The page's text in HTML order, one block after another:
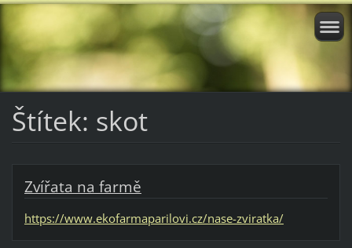
Štítek: skot
Zvířata na farmě
https://www.ekofarmaparilovi.cz/nase-zviratka/